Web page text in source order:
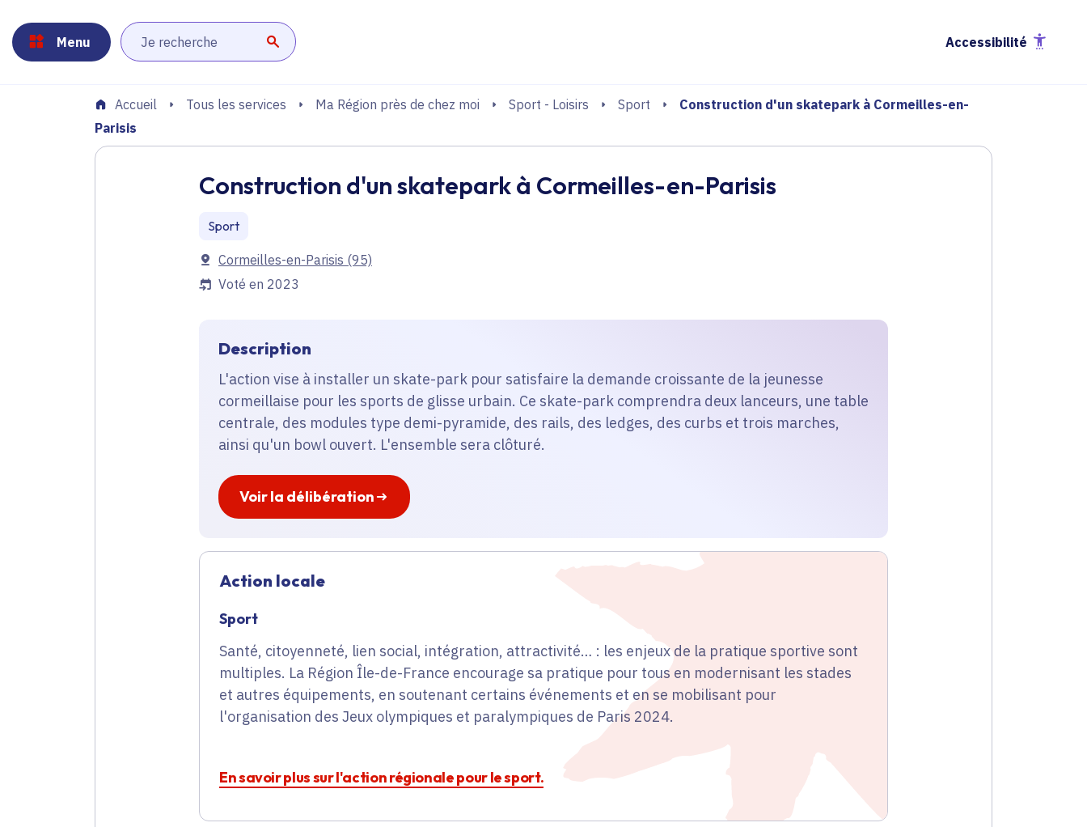
Menu
Lancer la recherche Accessibilité
Accueil Tous les services Ma Région près de chez moi Sport - Loisirs Sport
Construction d'un skatepark à Cormeilles-en-
Parisis
Construction d'un skatepark à Cormeilles-en-Parisis
Sport
Communes
Cormeilles-en-Parisis (95)
Voté en 2023
Description
L'action vise à installer un skate-park pour satisfaire la demande croissante de la jeunesse
cormeillaise pour les sports de glisse urbain. Ce skate-park comprendra deux lanceurs, une table
centrale, des modules type demi-pyramide, des rails, des ledges, des curbs et trois marches,
ainsi qu'un bowl ouvert. L'ensemble sera clôturé.
Voir la délibération
Action locale
Sport
Santé, citoyenneté, lien social, intégration, attractivité… : les enjeux de la pratique sportive sont
multiples. La Région Île-de-France encourage sa pratique pour tous en modernisant les stades
et autres équipements, en soutenant certains événements et en se mobilisant pour
l'organisation des Jeux olympiques et paralympiques de Paris 2024.
En savoir plus sur l'action régionale pour le sport.